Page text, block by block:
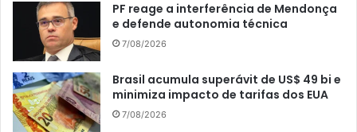
PF reage a interferência de Mendonça
e defende autonomia técnica
7/08/2026
Brasil acumula superávit de US$ 49 bi e
minimiza impacto de tarifas dos EUA
7/08/2026